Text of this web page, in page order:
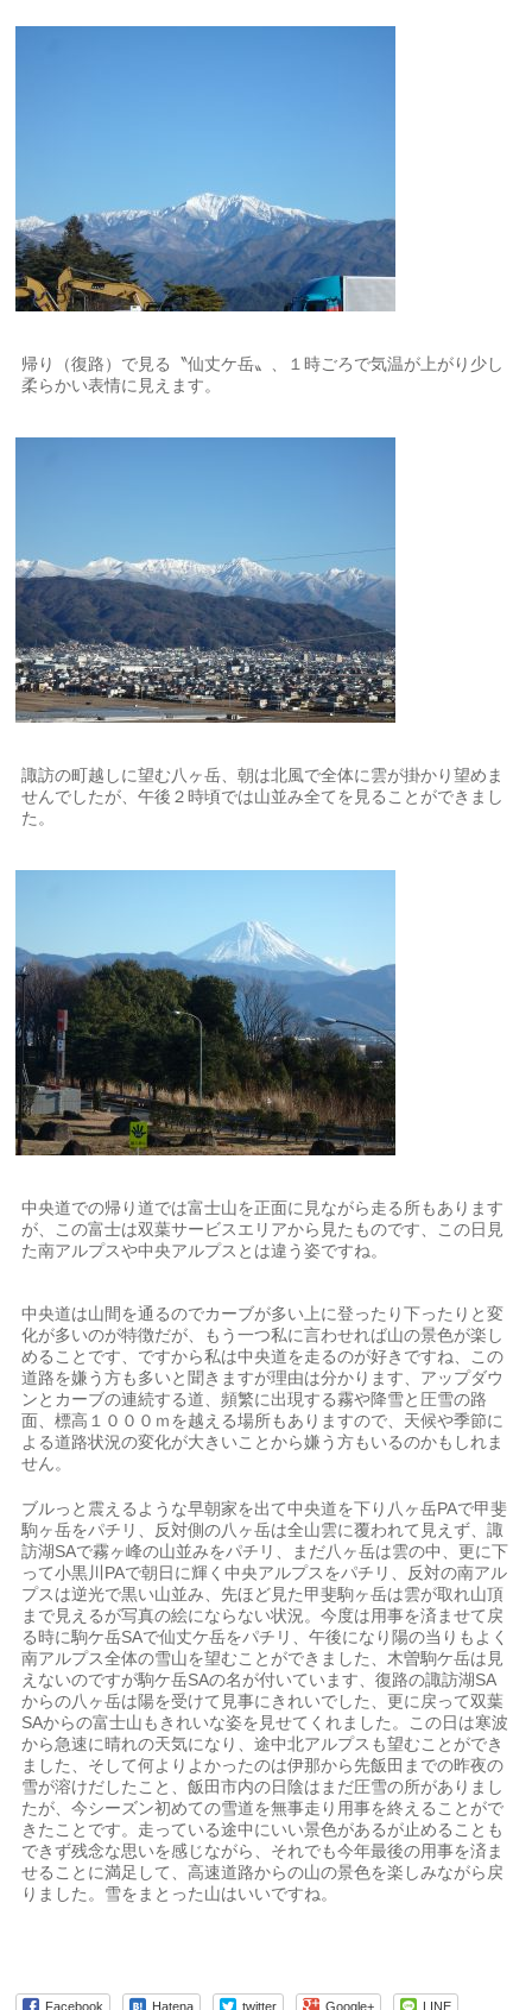
帰り（復路）で見る〝仙丈ケ岳〟、１時ごろで気温が上がり少し
柔らかい表情に見えます。
諏訪の町越しに望む八ヶ岳、朝は北風で全体に雲が掛かり望めま
せんでしたが、午後２時頃では山並み全てを見ることができまし
た。
中央道での帰り道では富士山を正面に見ながら走る所もあります
が、この富士は双葉サービスエリアから見たものです、この日見
た南アルプスや中央アルプスとは違う姿ですね。
中央道は山間を通るのでカーブが多い上に登ったり下ったりと変
化が多いのが特徴だが、もう一つ私に言わせれば山の景色が楽し
めることです、ですから私は中央道を走るのが好きですね、この
道路を嫌う方も多いと聞きますが理由は分かります、アップダウ
ンとカーブの連続する道、頻繁に出現する霧や降雪と圧雪の路
面、標高１０００ｍを越える場所もありますので、天候や季節に
よる道路状況の変化が大きいことから嫌う方もいるのかもしれま
せん。
ブルっと震えるような早朝家を出て中央道を下り八ヶ岳PAで甲斐
駒ヶ岳をパチリ、反対側の八ヶ岳は全山雲に覆われて見えず、諏
訪湖SAで霧ヶ峰の山並みをパチリ、まだ八ヶ岳は雲の中、更に下
って小黒川PAで朝日に輝く中央アルプスをパチリ、反対の南アル
プスは逆光で黒い山並み、先ほど見た甲斐駒ヶ岳は雲が取れ山頂
まで見えるが写真の絵にならない状況。今度は用事を済ませて戻
る時に駒ケ岳SAで仙丈ケ岳をパチリ、午後になり陽の当りもよく
南アルプス全体の雪山を望むことができました、木曽駒ケ岳は見
えないのですが駒ケ岳SAの名が付いています、復路の諏訪湖SA
からの八ヶ岳は陽を受けて見事にきれいでした、更に戻って双葉
SAからの富士山もきれいな姿を見せてくれました。この日は寒波
から急速に晴れの天気になり、途中北アルプスも望むことができ
ました、そして何よりよかったのは伊那から先飯田までの昨夜の
雪が溶けだしたこと、飯田市内の日陰はまだ圧雪の所がありまし
たが、今シーズン初めての雪道を無事走り用事を終えることがで
きたことです。走っている途中にいい景色があるが止めることも
できず残念な思いを感じながら、それでも今年最後の用事を済ま
せることに満足して、高速道路からの山の景色を楽しみながら戻
りました。雪をまとった山はいいですね。
Facebook Hatena twitter Google+ LINE